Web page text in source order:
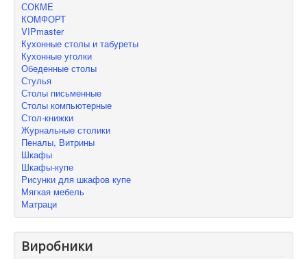
СОКМЕ
КОMФОРТ
VIPmaster
Кухонные столы и табуреты
Кухонные уголки
Обеденные столы
Стулья
Столы письменные
Столы компьютерные
Стол-книжки
Журнальные столики
Пеналы, Витрины
Шкафы
Шкафы-купе
Рисунки для шкафов купе
Мягкая мебель
Матраци
Виробники